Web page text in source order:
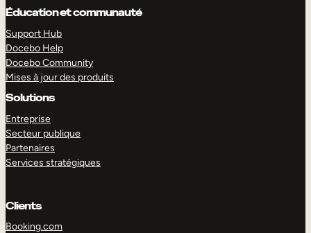
Éducation et communauté
Support Hub
Docebo Help
Docebo Community
Mises à jour des produits
Solutions
Entreprise
Secteur publique
Partenaires
Services stratégiques
Clients
Booking.com